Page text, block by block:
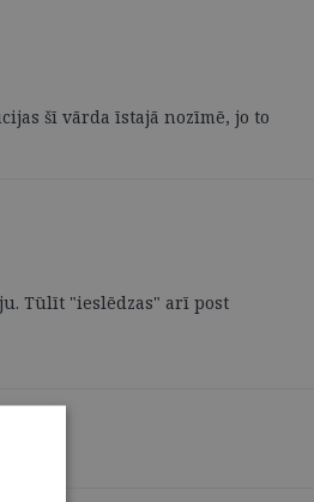
šī vārda īstajā nozīmē, jo to
Tūlīt "ieslēdzas" arī post